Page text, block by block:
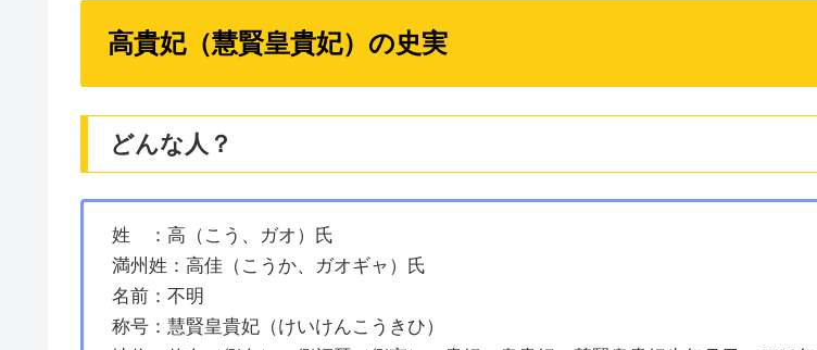
高貴妃（慧賢皇貴妃）の史実
どんな人？
姓 ：高（こう、ガオ）氏
満州姓：高佳（こうか、ガオギャ）氏
名前：不明
称号：慧賢皇貴妃（けいけんこうきひ）